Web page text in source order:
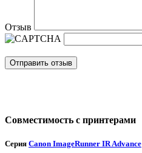
Отзыв
Отправить отзыв
Совместимость с принтерами
Серия Canon ImageRunner IR Advance